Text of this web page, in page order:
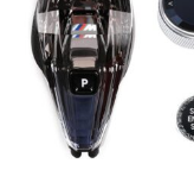
auf.
Die
Optionen
können